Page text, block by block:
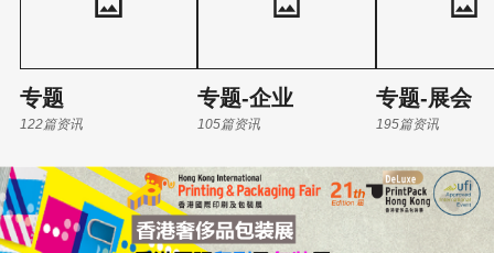
专题
122篇资讯
专题-企业
105篇资讯
专题-展会
195篇资讯